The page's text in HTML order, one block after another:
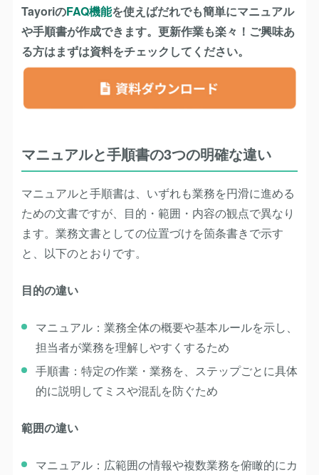
TayoriのFAQ機能を使えばだれでも簡単にマニュアル
や手順書が作成できます。更新作業も楽々！ご興味あ
る方はまずは資料をチェックしてください。
マニュアルと手順書の3つの明確な違い
マニュアルと手順書は、いずれも業務を円滑に進める
ための文書ですが、 目的・範囲・内容の観点で異なり
ます。業務文書としての位置づけを箇条書きで示す
と、以下のとおりです。
目的の違い
マニュアル：業務全体の概要や基本ルールを示し、
担当者が業務を理解しやすくするため
手順書：特定の作業・業務を、ステップごとに具体
的に説明してミスや混乱を防ぐため
範囲の違い
マニュアル：広範囲の情報や複数業務を俯瞰的にカ